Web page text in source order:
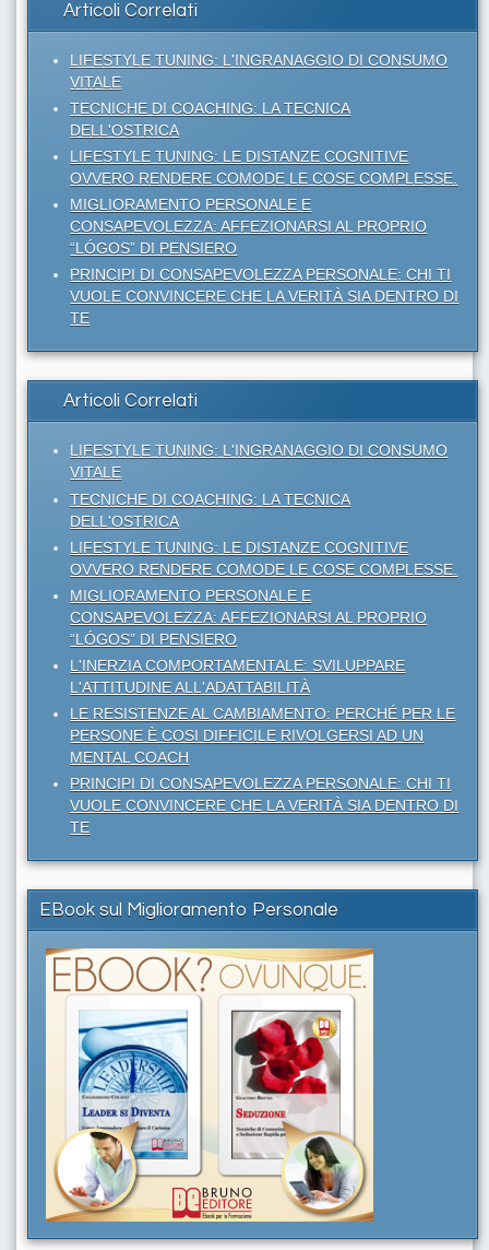
Articoli Correlati
LIFESTYLE TUNING: L'INGRANAGGIO DI CONSUMO
VITALE
TECNICHE DI COACHING: LA TECNICA
DELL'OSTRICA
LIFESTYLE TUNING: LE DISTANZE COGNITIVE
OVVERO RENDERE COMODE LE COSE COMPLESSE.
MIGLIORAMENTO PERSONALE E
CONSAPEVOLEZZA: AFFEZIONARSI AL PROPRIO
“LÓGOS” DI PENSIERO
PRINCIPI DI CONSAPEVOLEZZA PERSONALE: CHI TI
VUOLE CONVINCERE CHE LA VERITÀ SIA DENTRO DI
TE
Articoli Correlati
LIFESTYLE TUNING: L'INGRANAGGIO DI CONSUMO
VITALE
TECNICHE DI COACHING: LA TECNICA
DELL'OSTRICA
LIFESTYLE TUNING: LE DISTANZE COGNITIVE
OVVERO RENDERE COMODE LE COSE COMPLESSE.
MIGLIORAMENTO PERSONALE E
CONSAPEVOLEZZA: AFFEZIONARSI AL PROPRIO
“LÓGOS” DI PENSIERO
L'INERZIA COMPORTAMENTALE: SVILUPPARE
L'ATTITUDINE ALL'ADATTABILITÀ
LE RESISTENZE AL CAMBIAMENTO: PERCHÉ PER LE
PERSONE È COSI DIFFICILE RIVOLGERSI AD UN
MENTAL COACH
PRINCIPI DI CONSAPEVOLEZZA PERSONALE: CHI TI
VUOLE CONVINCERE CHE LA VERITÀ SIA DENTRO DI
TE
EBook sul Miglioramento Personale